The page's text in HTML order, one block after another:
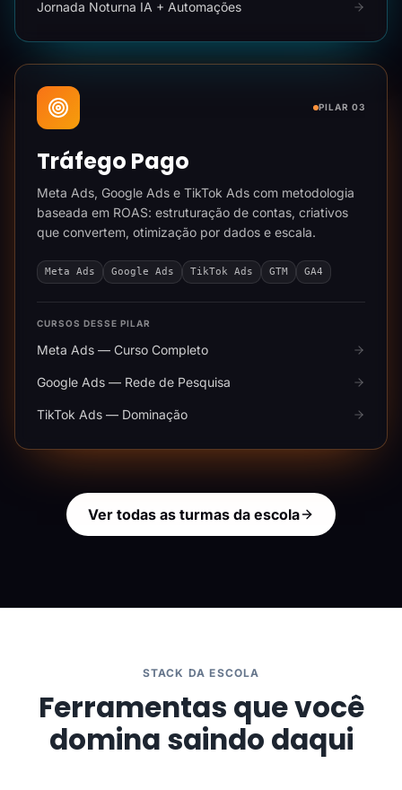
Jornada Noturna IA + Automações
PILAR 03
Tráfego Pago
Meta Ads, Google Ads e TikTok Ads com metodologia
baseada em ROAS: estruturação de contas, criativos
que convertem, otimização por dados e escala.
Meta Ads Google Ads TikTok Ads GTM GA4
CURSOS DESSE PILAR
Meta Ads — Curso Completo
Google Ads — Rede de Pesquisa
TikTok Ads — Dominação
Ver todas as turmas da escola
STACK DA ESCOLA
Ferramentas que você
domina saindo daqui